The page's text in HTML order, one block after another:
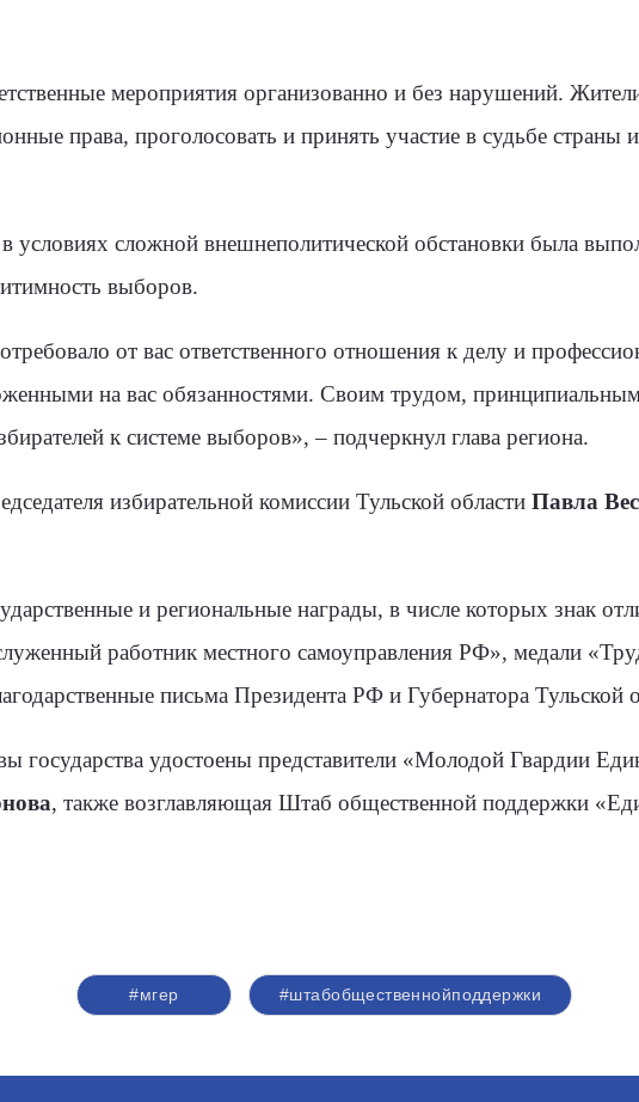
мероприятия организованно и без нарушений.
права, проголосовать и принять участие в судьбе страны
условиях сложной внешнеполитической обстановки была
выборов.
от вас ответственного отношения к делу и
на вас обязанностями. Своим трудом,
к системе выборов», – подчеркнул глава региона.
избирательной комиссии Тульской области Павла
и региональные награды, в числе которых знак
работник местного самоуправления РФ», медали
письма Президента РФ и Губернатора Тульской
государства удостоены представители «Молодой Гвардии
, также возглавляющая Штаб общественной поддержки
#мгер #штабобщественнойподдержки